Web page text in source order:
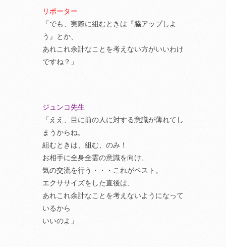
リポーター
「でも、実際に組むときは『脇アップしよ
う』とか、
あれこれ余計なことを考えない方がいいわけ
ですね？」
ジュンコ先生
「ええ、目に前の人に対する意識が薄れてし
まうからね。
組むときは、組む、のみ！
お相手に全身全霊の意識を向け、
気の交流を行う・・・これがベスト。
エクササイズをした直後は、
あれこれ余計なことを考えないようになって
いるから
いいのよ」